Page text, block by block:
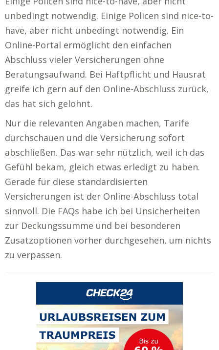
unbedingt notwendig. Einige Policen sind nice-to-
have, aber nicht unbedingt notwendig. Ein
Online-Portal ermöglicht den einfachen
Abschluss vieler Versicherungen ohne
Beratungsaufwand. Bei Haftpflicht und Hausrat
greife ich gern auf den Online-Abschluss zurück,
das hat sich gelohnt.
Nur die relevanten Angaben machen, Tarife
durchschauen und die Versicherung sofort
abschließen. Das war sehr nützlich, weil ich das
Gefühl bekam, gleich etwas erledigt zu haben.
Gerade für diese standardisierten
Versicherungen ist der Online-Abschluss total
sinnvoll. Die FAQs habe ich bei Unsicherheiten
zur Deckungssumme und bei besonderen
Zusatzoptionen vorher durchgesehen, um nichts
zu verpassen.